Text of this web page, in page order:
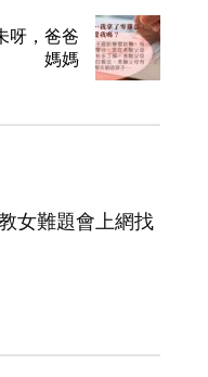
呀，爸爸
媽媽
女難題會上網找